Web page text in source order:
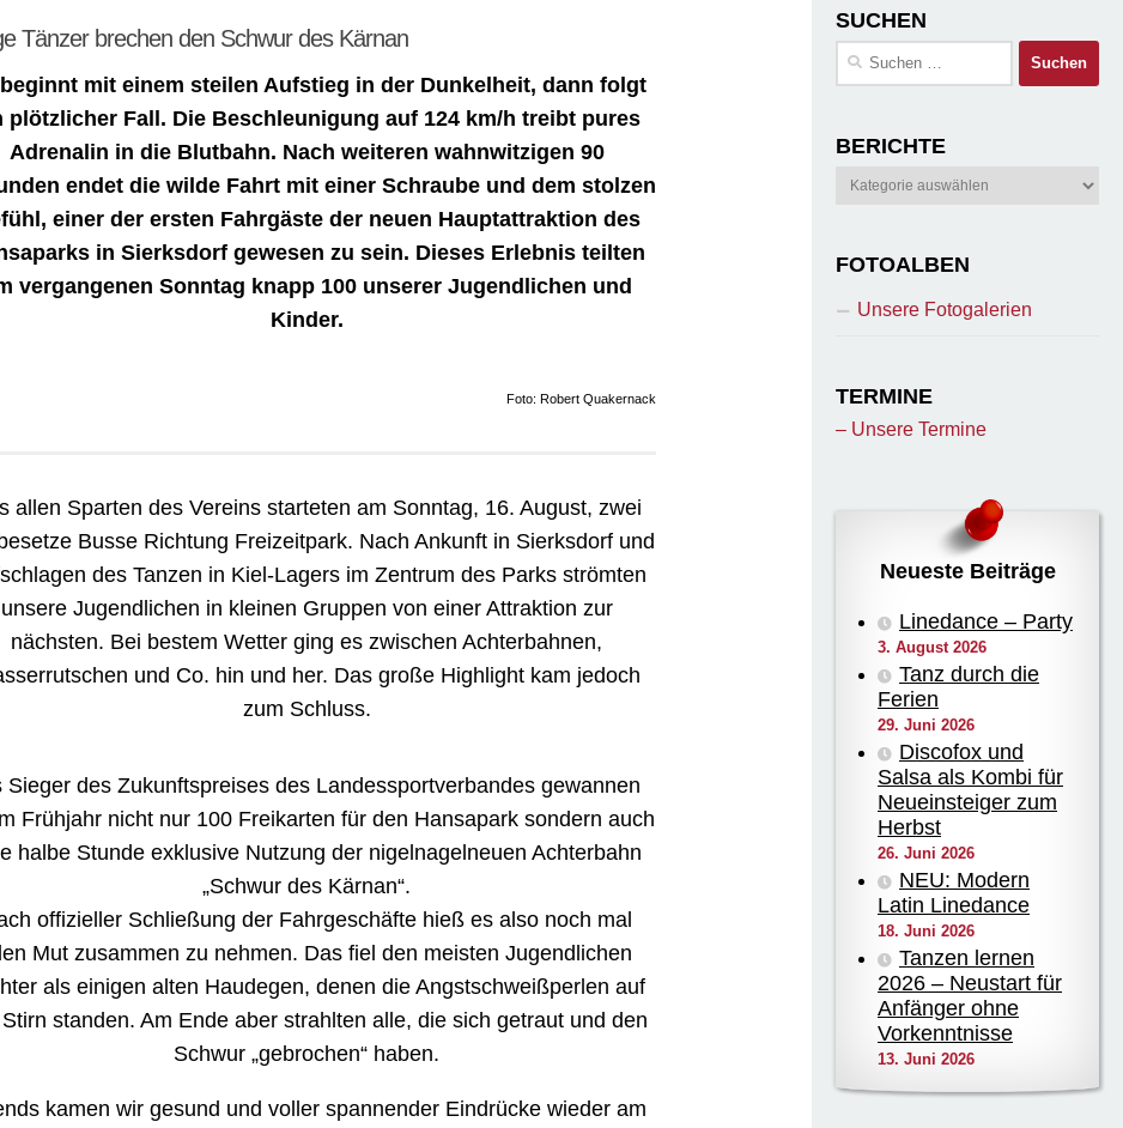
Tänzer brechen den Schwur des Kärnan
mit einem steilen Aufstieg in der Dunkelheit, dann folgt
plötzlicher Fall. Die Beschleunigung auf 124 km/h treibt pures
Adrenalin in die Blutbahn. Nach weiteren wahnwitzigen 90
endet die wilde Fahrt mit einer Schraube und dem stolzen
einer der ersten Fahrgäste der neuen Hauptattraktion des
in Sierksdorf gewesen zu sein. Dieses Erlebnis teilten
vergangenen Sonntag knapp 100 unserer Jugendlichen und
Kinder.
Foto: Robert Quakernack
allen Sparten des Vereins starteten am Sonntag, 16. August, zwei
Busse Richtung Freizeitpark. Nach Ankunft in Sierksdorf und
des Tanzen in Kiel-Lagers im Zentrum des Parks strömten
unsere Jugendlichen in kleinen Gruppen von einer Attraktion zur
nächsten. Bei bestem Wetter ging es zwischen Achterbahnen,
und Co. hin und her. Das große Highlight kam jedoch
zum Schluss.
Sieger des Zukunftspreises des Landessportverbandes gewannen
Frühjahr nicht nur 100 Freikarten für den Hansapark sondern auch
halbe Stunde exklusive Nutzung der nigelnagelneuen Achterbahn
„Schwur des Kärnan“.
offizieller Schließung der Fahrgeschäfte hieß es also noch mal
Mut zusammen zu nehmen. Das fiel den meisten Jugendlichen
als einigen alten Haudegen, denen die Angstschweißperlen auf
standen. Am Ende aber strahlten alle, die sich getraut und den
Schwur „gebrochen“ haben.
kamen wir gesund und voller spannender Eindrücke wieder am
SUCHEN
Suchen
BERICHTE
Berichte
FOTOALBEN
Unsere Fotogalerien
TERMINE
– Unsere Termine
Neueste Beiträge
Linedance – Party
3. August 2026
Tanz durch die
Ferien
29. Juni 2026
Discofox und
Salsa als Kombi für
Neueinsteiger zum
Herbst
26. Juni 2026
NEU: Modern
Latin Linedance
18. Juni 2026
Tanzen lernen
2026 – Neustart für
Anfänger ohne
Vorkenntnisse
13. Juni 2026